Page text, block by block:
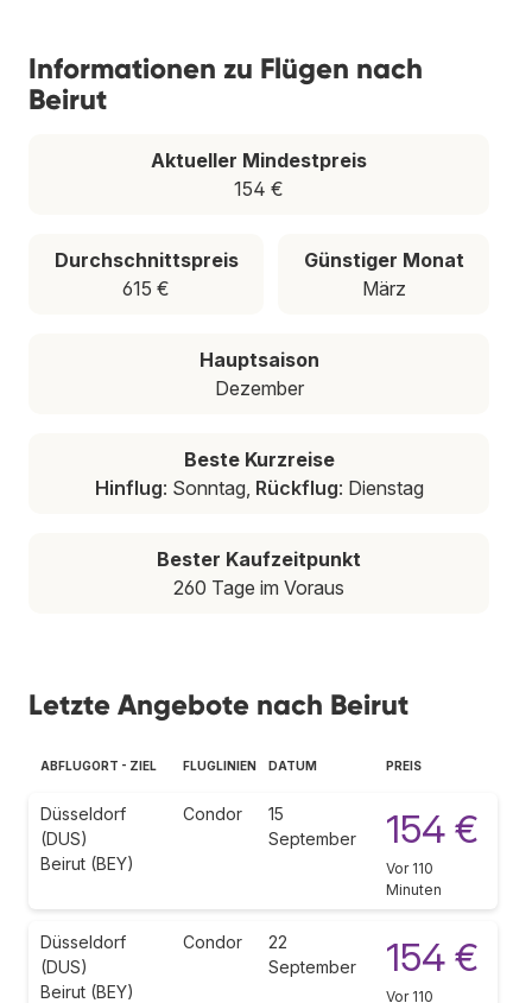
Informationen zu Flügen nach
Beirut
Aktueller Mindestpreis
154 €
Durchschnittspreis
615 €
Günstiger Monat
März
Hauptsaison
Dezember
Beste Kurzreise
Hinflug: Sonntag, Rückflug: Dienstag
Bester Kaufzeitpunkt
260 Tage im Voraus
Letzte Angebote nach Beirut
ABFLUGORT - ZIEL FLUGLINIEN DATUM PREIS
Düsseldorf
(DUS)
Beirut (BEY)
Condor
15
September
154 €
Vor 110
Minuten
Düsseldorf
(DUS)
Beirut (BEY)
Condor
22
September
154 €
Vor 110